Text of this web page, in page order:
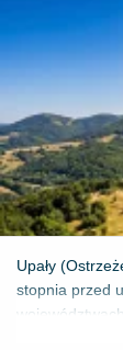
Upały
stopnia przed